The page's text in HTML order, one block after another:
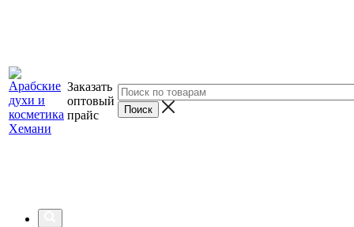
Заказать
оптовый
прайс